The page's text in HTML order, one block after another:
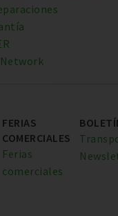
FERIAS
COMERCIALES
Ferias
comerciales